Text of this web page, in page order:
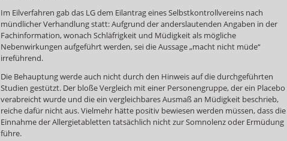
Im Eilverfahren gab das LG dem Eilantrag eines Selbstkontrollvereins nach
mündlicher Verhandlung statt: Aufgrund der anderslautenden Angaben in der
Fachinformation, wonach Schläfrigkeit und Müdigkeit als mögliche
Nebenwirkungen aufgeführt werden, sei die Aussage „macht nicht müde“
irreführend.
Die Behauptung werde auch nicht durch den Hinweis auf die durchgeführten
Studien gestützt. Der bloße Vergleich mit einer Personengruppe, der ein Placebo
verabreicht wurde und die ein vergleichbares Ausmaß an Müdigkeit beschrieb,
reiche dafür nicht aus. Vielmehr hätte positiv bewiesen werden müssen, dass die
Einnahme der Allergietabletten tatsächlich nicht zur Somnolenz oder Ermüdung
führe.